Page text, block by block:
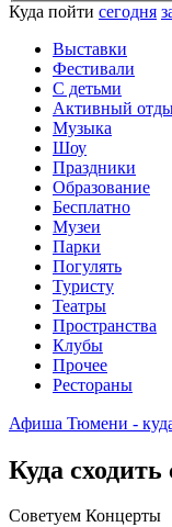
Куда пойти сегодня
Выставки
Фестивали
С детьми
Активный
Музыка
Шоу
Праздники
Образование
Бесплатно
Музеи
Парки
Погулять
Туристу
Театры
Пространства
Клубы
Прочее
Рестораны
Афиша Тюмени -
Куда
Советуем Концерты